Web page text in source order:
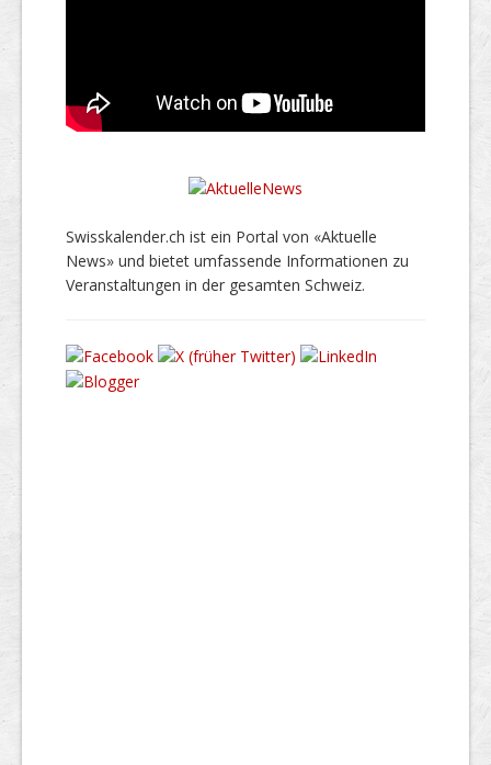
Swisskalender.ch ist ein Portal von «Aktuelle
News» und bietet umfassende Informationen zu
Veranstaltungen in der gesamten Schweiz.